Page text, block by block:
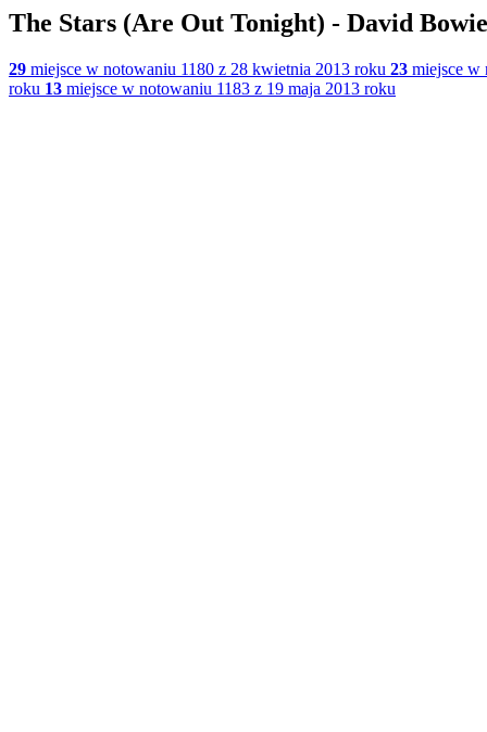
The Stars (Are Out Tonight) - David Bowie
29 miejsce w notowaniu 1180 z 28 kwietnia 2013 roku 23 miejsce w
roku 13 miejsce w notowaniu 1183 z 19 maja 2013 roku